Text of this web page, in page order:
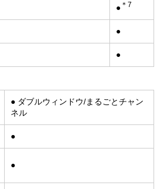
● ＊7
●
●
● ダブルウィンドウ/まるごとチャン
ネル
●
●